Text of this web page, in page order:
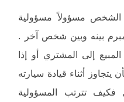
الشخص مسؤولاً مسؤولية
بينه وبين شخص آخر .
إلى المشتري أو إذا
يتجاوز أثناء قيادة سيارته
فكيف تترتب المسؤولية